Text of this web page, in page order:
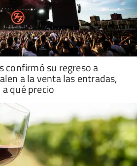
confirmó su regreso a
a la venta las entradas,
qué precio